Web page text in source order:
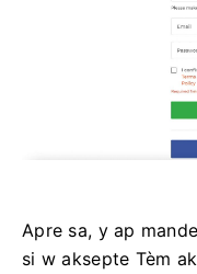
Apre sa, y ap
si w aksepte Tèm